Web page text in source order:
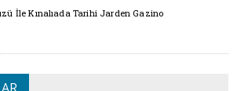
İle Kınalıada Tarihi Jarden Gazino